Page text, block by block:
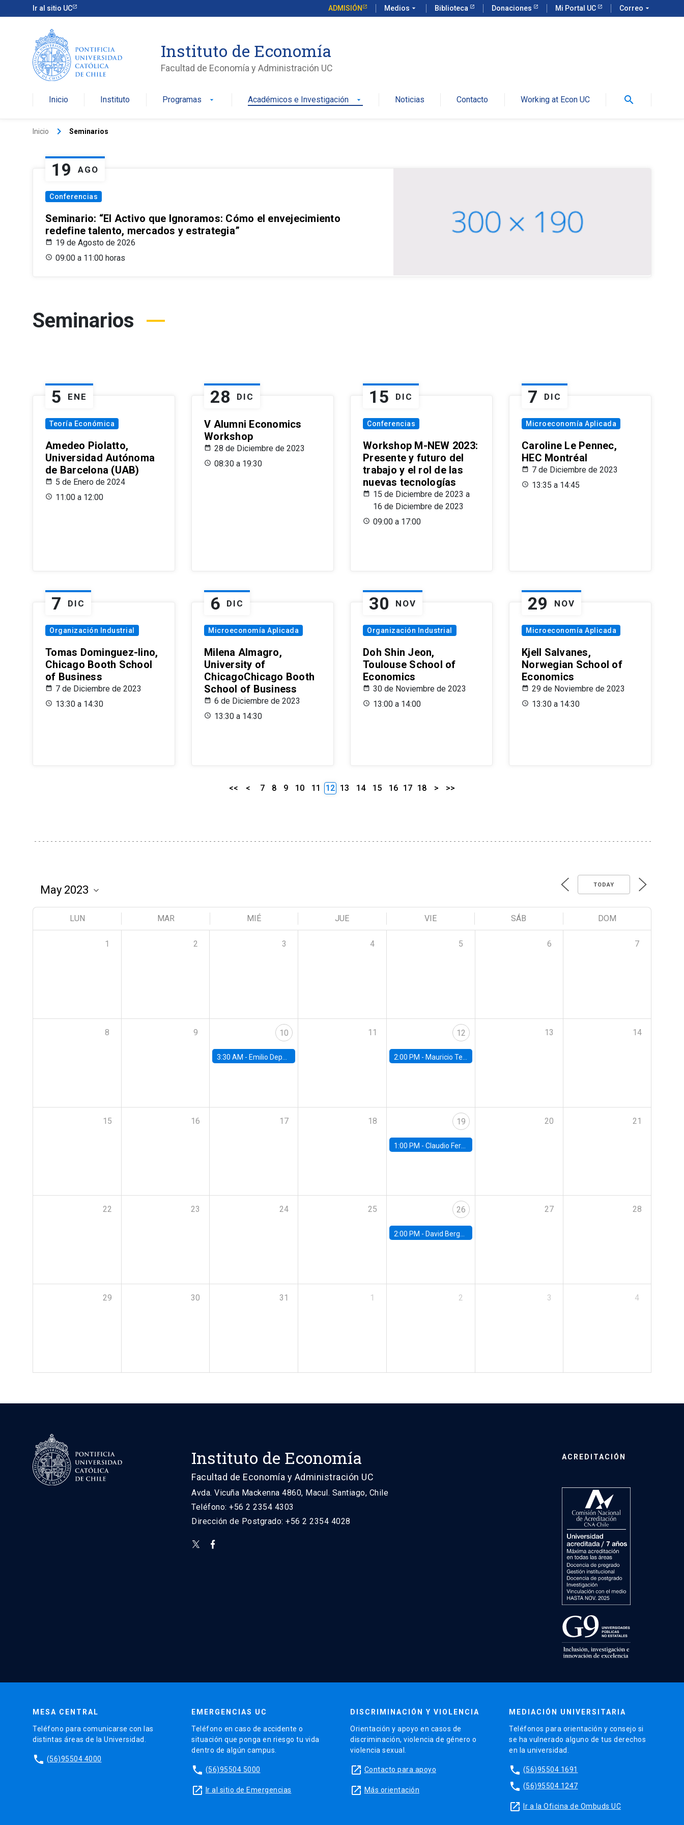
Ir al sitio UC ADMISIÓN Medios arrow_drop_down Biblioteca Donaciones Mi Portal UC Correo arrow_drop_down
Instituto de Economía
Facultad de Economía y Administración UC
Inicio Instituto Programas arrow_drop_down Académicos e Investigación arrow_drop_down Noticias Contacto Working at Econ UC search
Inicio keyboard_arrow_right Seminarios
19 AGO
Conferencias
Seminario: “El Activo que Ignoramos: Cómo el envejecimiento
redefine talento, mercados y estrategia”
19 de Agosto de 2026
09:00 a 11:00 horas
Seminarios
5 ENE
Teoría Económica
Amedeo Piolatto,
Universidad Autónoma
de Barcelona (UAB)
5 de Enero de 2024
11:00 a 12:00
28 DIC
V Alumni Economics
Workshop
28 de Diciembre de 2023
08:30 a 19:30
15 DIC
Conferencias
Workshop M-NEW 2023:
Presente y futuro del
trabajo y el rol de las
nuevas tecnologías
15 de Diciembre de 2023 a
16 de Diciembre de 2023
09:00 a 17:00
7 DIC
Microeconomía Aplicada
Caroline Le Pennec,
HEC Montréal
7 de Diciembre de 2023
13:35 a 14:45
7 DIC
Organización Industrial
Tomas Dominguez-Iino,
Chicago Booth School
of Business
7 de Diciembre de 2023
13:30 a 14:30
6 DIC
Microeconomía Aplicada
Milena Almagro,
University of
ChicagoChicago Booth
School of Business
6 de Diciembre de 2023
13:30 a 14:30
30 NOV
Organización Industrial
Doh Shin Jeon,
Toulouse School of
Economics
30 de Noviembre de 2023
13:00 a 14:00
29 NOV
Microeconomía Aplicada
Kjell Salvanes,
Norwegian School of
Economics
29 de Noviembre de 2023
13:30 a 14:30
<< < 7 8 9 10 11 12 13 14 15 16 17 18 > >>
TODAY
LUN MAR MIÉ JUE VIE SÁB DOM
1 2 3 4 5 6 7
8 9 10
3:30 AM - Emilio Depetris-Chauvín, Universidad Católica
11 12
2:00 PM - Mauricio Tejada, UDP
13 14
15 16 17 18 19
1:00 PM - Claudio Ferraz, British Columbia
20 21
22 23 24 25 26
2:00 PM - David Berger, Duke
27 28
29 30 31 1 2 3 4
Instituto de Economía
Facultad de Economía y Administración UC
Avda. Vicuña Mackenna 4860, Macul. Santiago, Chile
Teléfono: +56 2 2354 4303
Dirección de Postgrado: +56 2 2354 4028
ACREDITACIÓN
MESA CENTRAL
Teléfono para comunicarse con las
distintas áreas de la Universidad.
phone (56)95504 4000
EMERGENCIAS UC
Teléfono en caso de accidente o
situación que ponga en riesgo tu vida
dentro de algún campus.
phone (56)95504 5000
launch Ir al sitio de Emergencias
DISCRIMINACIÓN Y VIOLENCIA
Orientación y apoyo en casos de
discriminación, violencia de género o
violencia sexual.
launch Contacto para apoyo
launch Más orientación
MEDIACIÓN UNIVERSITARIA
Teléfonos para orientación y consejo si
se ha vulnerado alguno de tus derechos
en la universidad.
phone (56)95504 1691
phone (56)95504 1247
launch Ir a la Oficina de Ombuds UC